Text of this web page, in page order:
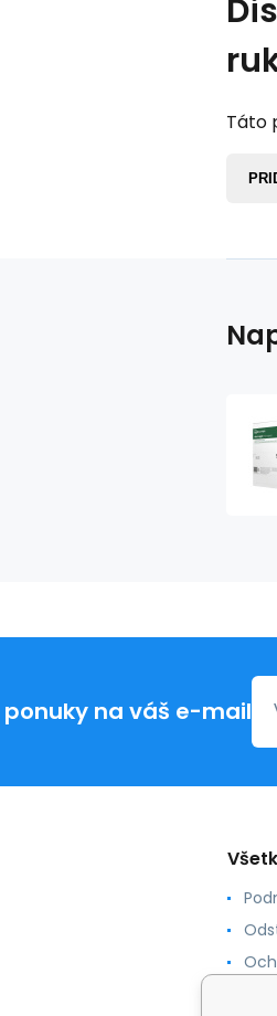
Táto
ponuky na váš e-mail